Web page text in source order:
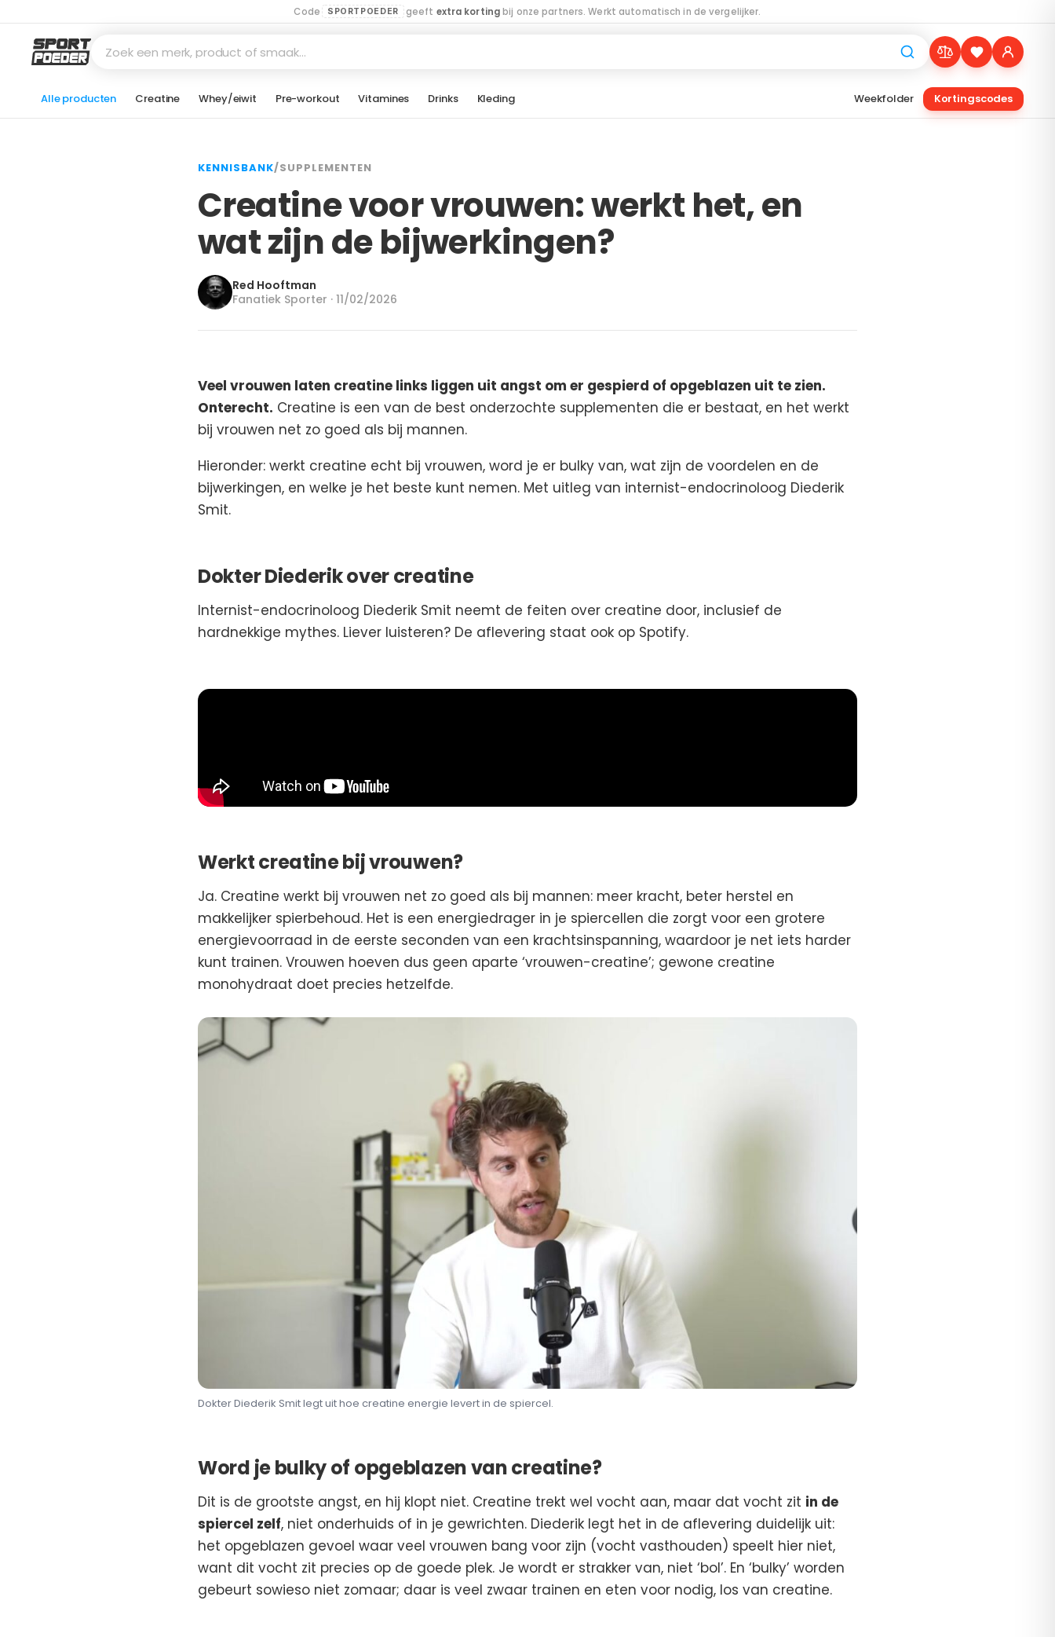
Code SPORTPOEDER geeft extra kortingbij onze partners. Werkt automatisch in de vergelijker.
Zoek een merk, product of smaak…
Alle producten Creatine Whey/eiwit Pre-workout Vitamines Drinks Kleding Weekfolder Kortingscodes
KENNISBANK/SUPPLEMENTEN
Creatine voor vrouwen: werkt het, en
wat zijn de bijwerkingen?
Red Hooftman
Fanatiek Sporter · 11/02/2026
Veel vrouwen laten creatine links liggen uit angst om er gespierd of opgeblazen uit te zien.
Onterecht. Creatine is een van de best onderzochte supplementen die er bestaat, en het werkt
bij vrouwen net zo goed als bij mannen.
Hieronder: werkt creatine echt bij vrouwen, word je er bulky van, wat zijn de voordelen en de
bijwerkingen, en welke je het beste kunt nemen. Met uitleg van internist-endocrinoloog Diederik
Smit.
Dokter Diederik over creatine
Internist-endocrinoloog Diederik Smit neemt de feiten over creatine door, inclusief de
hardnekkige mythes. Liever luisteren? De aflevering staat ook op Spotify.
Werkt creatine bij vrouwen?
Ja. Creatine werkt bij vrouwen net zo goed als bij mannen: meer kracht, beter herstel en
makkelijker spierbehoud. Het is een energiedrager in je spiercellen die zorgt voor een grotere
energievoorraad in de eerste seconden van een krachtsinspanning, waardoor je net iets harder
kunt trainen. Vrouwen hoeven dus geen aparte ‘vrouwen-creatine’; gewone creatine
monohydraat doet precies hetzelfde.
Dokter Diederik Smit legt uit hoe creatine energie levert in de spiercel.
Word je bulky of opgeblazen van creatine?
Dit is de grootste angst, en hij klopt niet. Creatine trekt wel vocht aan, maar dat vocht zit in de
spiercel zelf, niet onderhuids of in je gewrichten. Diederik legt het in de aflevering duidelijk uit:
het opgeblazen gevoel waar veel vrouwen bang voor zijn (vocht vasthouden) speelt hier niet,
want dit vocht zit precies op de goede plek. Je wordt er strakker van, niet ‘bol’. En ‘bulky’ worden
gebeurt sowieso niet zomaar; daar is veel zwaar trainen en eten voor nodig, los van creatine.